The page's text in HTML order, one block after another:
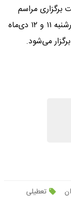
برگزاری مراسم
سالگرد شهادت سردار سلیمانی، سه شنبه و چهارشنبه ۱۱ و ۱۲ دی‌ماه
می‌شود.
تعطیلی